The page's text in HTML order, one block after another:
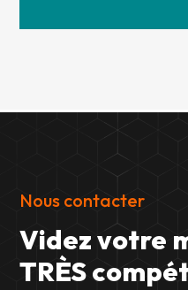
Nous contacter
Videz votre
TRÈS